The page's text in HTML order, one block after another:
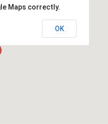
Maps correctly.
OK